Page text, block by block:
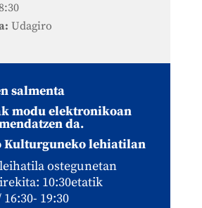
Udagiro
salmenta
modu elektronikoan
da.
Kulturguneko lehiatilan
ostegunetan
10:30etatik
19:30